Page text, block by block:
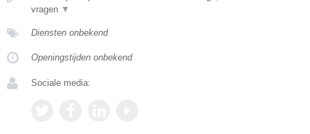
vragen ▼
Diensten onbekend
Openingstijden onbekend
Sociale media: